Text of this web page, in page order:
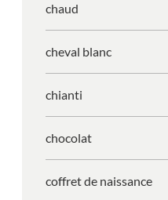
chaud
cheval blanc
chianti
chocolat
coffret de naissance